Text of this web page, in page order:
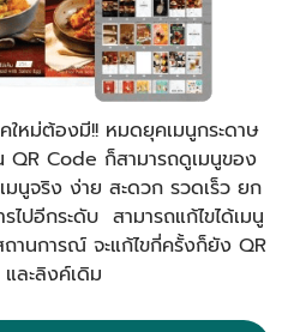
ใหม่ต้องมี!! หมดยุคเมนูกระดาษ
Code ก็สามารถดูเมนูของ
มนูจริง ง่าย สะดวก รวดเร็ว ยก
ไปอีกระดับ สามารถแก้ไขได้เมนู
นการณ์ จะแก้ไขกี่ครั้งก็ยัง QR
ละลิงค์เดิม